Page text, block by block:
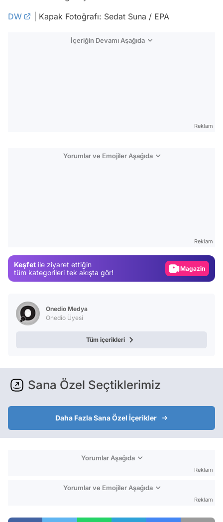
DW
| Kapak Fotoğrafı: Sedat Suna / EPA
İçeriğin Devamı Aşağıda
Reklam
Yorumlar ve Emojiler Aşağıda
Reklam
Keşfet ile ziyaret ettiğin
tüm kategorileri tek akışta gör!
Magazin
Onedio Medya
Onedio Üyesi
Tüm içerikleri
Sana Özel Seçtiklerimiz
Daha Fazla Sana Özel İçerikler
Yorumlar Aşağıda
Reklam
Yorumlar ve Emojiler Aşağıda
Reklam